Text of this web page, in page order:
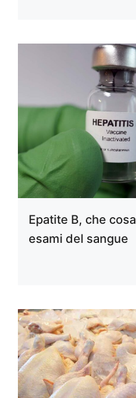
Epatite B, che
esami del sangue